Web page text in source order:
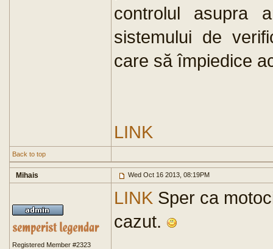
controlul asupra
sistemului de
care să împiedice
LINK
Back to top
Mihais Wed Oct 16 2013, 08:19PM
Registered Member #2323
LINK Sper ca
cazut.